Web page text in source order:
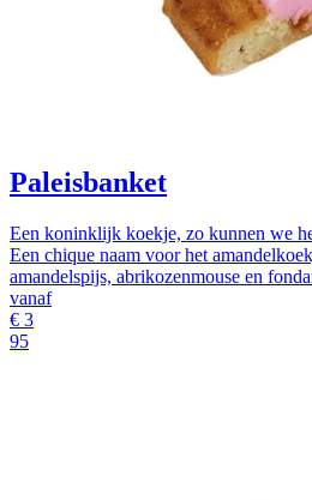
Paleisbanket
Een koninklijk koekje, zo kunnen we
Een chique naam voor het
amandelspijs, abrikozenmouse en
vanaf
€ 3
95